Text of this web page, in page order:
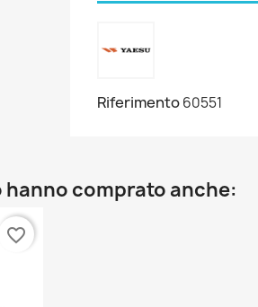
Riferimento60551
comprato anche:
favorite_border